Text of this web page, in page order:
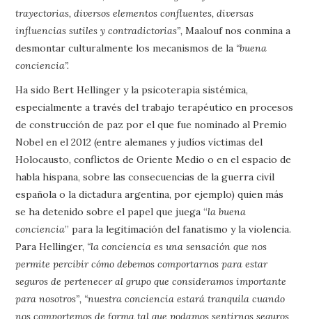
trayectorias, diversos elementos confluentes, diversas
influencias sutiles y contradictorias”, Maalouf nos conmina a
desmontar culturalmente los mecanismos de la “buena
conciencia”.
Ha sido Bert Hellinger y la psicoterapia sistémica,
especialmente a través del trabajo terapéutico en procesos
de construcción de paz por el que fue nominado al Premio
Nobel en el 2012 (entre alemanes y judíos víctimas del
Holocausto, conflictos de Oriente Medio o en el espacio de
habla hispana, sobre las consecuencias de la guerra civil
española o la dictadura argentina, por ejemplo) quien más
se ha detenido sobre el papel que juega “la buena
conciencia” para la legitimación del fanatismo y la violencia.
Para Hellinger, “la conciencia es una sensación que nos
permite percibir cómo debemos comportarnos para estar
seguros de pertenecer al grupo que consideramos importante
para nosotros”, “nuestra conciencia estará tranquila cuando
nos comportemos de forma tal que podamos sentirnos seguros